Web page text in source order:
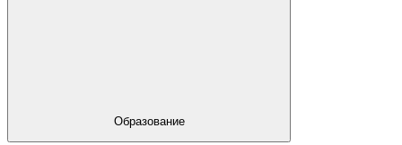
Образование